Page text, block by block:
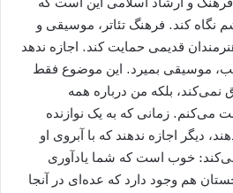
نگاه کند. فرهنگ تئاتر، موسیقی و
قدیمی حمایت کند. اجازه ندهد
موسیقی بمیرد. این موضوع فقط
بلکه من درباره همه
زمانی که به یک نوازنده
دیگر اجازه ندهند که با آبروی او
خوب است که شما یادآوری
هم وجود دارد که عده‌ای در آنجا